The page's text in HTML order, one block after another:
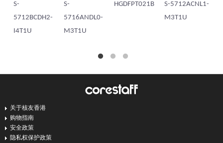
S-
5712BCDH2-
I4T1U
S-
5716ANDL0-
M3T1U
HGDFPT021B
S-5712ACNL1-
M3T1U
关于核友香港
购物指南
安全政策
隐私权保护政策